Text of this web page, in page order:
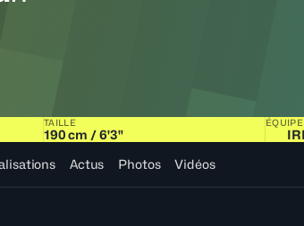
TAILLE
190 cm / 6'3"
Actus Photos Vidéos